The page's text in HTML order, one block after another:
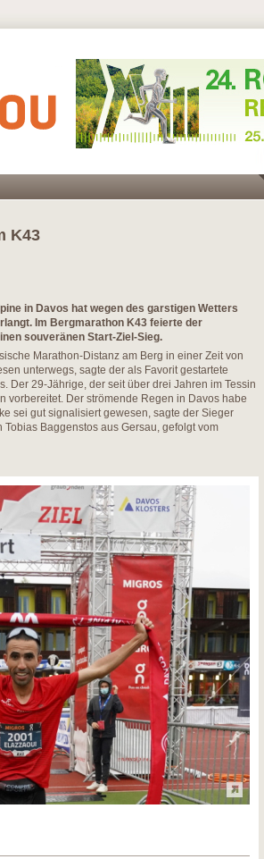
K43
in Davos hat wegen des garstigen Wetters
Im Bergmarathon K43 feierte der
souveränen Start-Ziel-Sieg.
Marathon-Distanz am Berg in einer Zeit von
unterwegs, sagte der als Favorit gestartete
Der 29-Jährige, der seit über drei Jahren im Tessin
vorbereitet. Der strömende Regen in Davos habe
sei gut signalisiert gewesen, sagte der Sieger
Baggenstos aus Gersau, gefolgt vom